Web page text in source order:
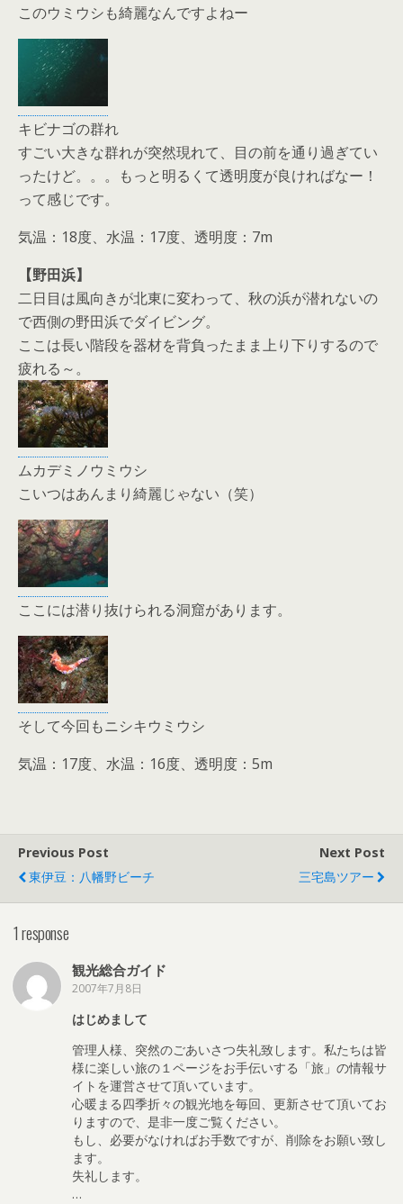
このウミウシも綺麗なんですよねー
キビナゴの群れ
すごい大きな群れが突然現れて、目の前を通り過ぎてい
ったけど。。。もっと明るくて透明度が良ければなー！
って感じです。
気温：18度、水温：17度、透明度：7m
【野田浜】
二日目は風向きが北東に変わって、秋の浜が潜れないの
で西側の野田浜でダイビング。
ここは長い階段を器材を背負ったまま上り下りするので
疲れる～。
ムカデミノウミウシ
こいつはあんまり綺麗じゃない（笑）
ここには潜り抜けられる洞窟があります。
そして今回もニシキウミウシ
気温：17度、水温：16度、透明度：5m
Previous Post
東伊豆：八幡野ビーチ
Next Post
三宅島ツアー
1 response
観光総合ガイド
2007年7月8日
はじめまして
管理人様、突然のごあいさつ失礼致します。私たちは皆
様に楽しい旅の１ページをお手伝いする「旅」の情報サ
イトを運営させて頂いています。
心暖まる四季折々の観光地を毎回、更新させて頂いてお
りますので、是非一度ご覧ください。
もし、必要がなければお手数ですが、削除をお願い致し
ます。
失礼します。
…